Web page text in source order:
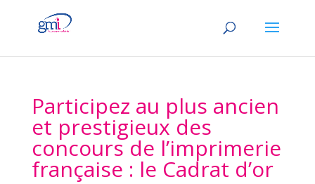
Participez au plus ancien
et prestigieux des
concours de l’imprimerie
française : le Cadrat d’or